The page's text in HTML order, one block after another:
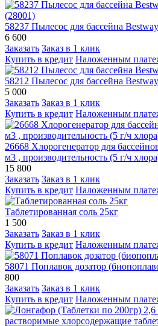
58237 Пылесос для бассейна
6 600
Заказать Заказ в 1 клик
Купить в кредит Наложенным
58212 Пылесос для бассейна Bestway
5 000
Заказать Заказ в 1 клик
Купить в кредит Наложенным
26668 Хлорогенератор для
м3 , производительность (5 г/ч
15 800
Заказать Заказ в 1 клик
Купить в кредит Наложенным
Таблетированная соль 25кг
1 500
Заказать Заказ в 1 клик
Купить в кредит Наложенным
58071 Поплавок дозатор
800
Заказать Заказ в 1 клик
Купить в кредит Наложенным